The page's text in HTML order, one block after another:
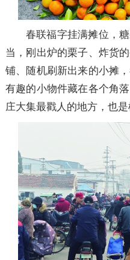
春联福字挂满摊位，
当，刚出炉的栗子、炸货
铺、随机刷新出来的小摊
有趣的小物件藏在各个角
庄大集最戳人的地方，也是